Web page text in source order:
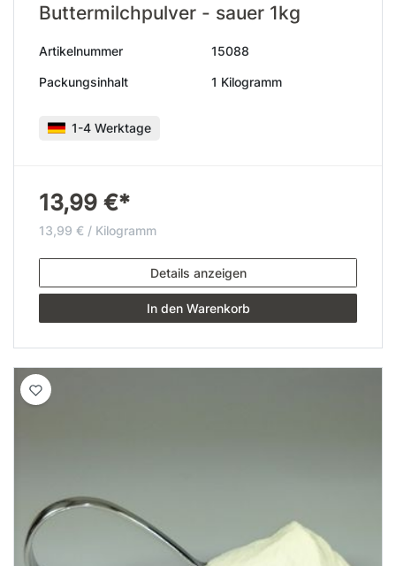
Buttermilchpulver - sauer 1kg
Artikelnummer 15088
Packungsinhalt 1 Kilogramm
1-4 Werktage
13,99 €*
13,99 € / Kilogramm
Details anzeigen
In den Warenkorb